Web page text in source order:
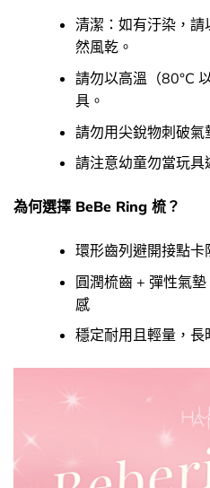
清潔：如有汙染，請
然風乾。
請勿以高溫（80°C
具。
請勿用尖銳物刺破氣
請注意幼童勿當玩具
為何選擇 BeBe Ring 梳？
環形齒列避開接點
圓潤梳齒 + 彈性氣
感
穩定耐用且輕量，長